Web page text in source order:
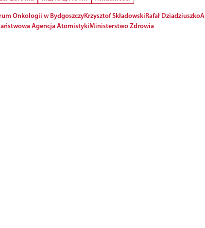
Onkologii w BydgoszczyKrzysztof SkładowskiRafał Dziadziuszko
Agencja AtomistykiMinisterstwo Zdrowia